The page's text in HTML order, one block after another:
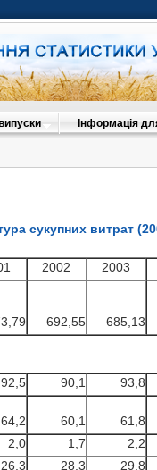
Інформація
сукупних витрат
2002 2003
692,55 685,13
92,5 90,1 93,8
64,2 60,1 61,8
2,0 1,7 2,2
26,3 28,3 29,8